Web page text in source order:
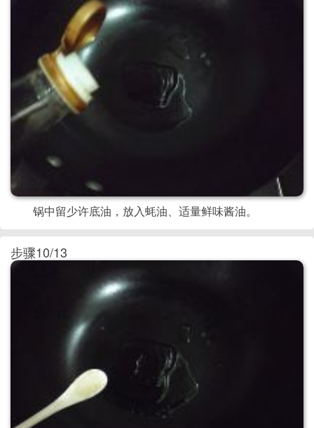
锅中留少许底油，放入蚝油、适量鲜味酱油。
步骤10/13